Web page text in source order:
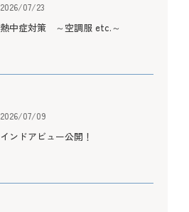
2026/07/23
熱中症対策 ～空調服 etc.～
2026/07/09
インドアビュー公開！